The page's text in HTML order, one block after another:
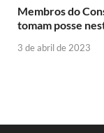
Membros do
tomam posse
3 de abril de 2023